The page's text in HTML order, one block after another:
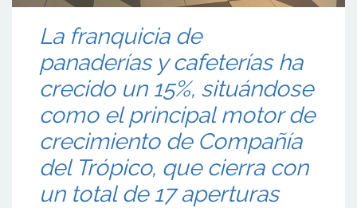
La franquicia de
panaderías y cafeterías ha
crecido un 15%, situándose
como el principal motor de
crecimiento de Compañía
del Trópico, que cierra con
un total de 17 aperturas